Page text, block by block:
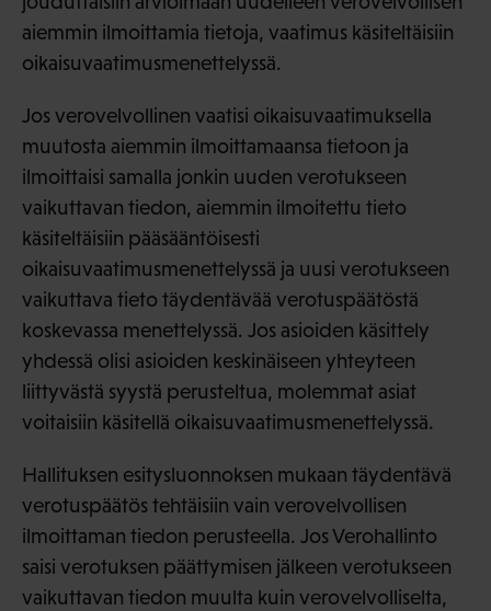
aiemmin ilmoittamia tietoja, vaatimus käsiteltäisiin
oikaisuvaatimusmenettelyssä.
Jos verovelvollinen vaatisi oikaisuvaatimuksella
muutosta aiemmin ilmoittamaansa tietoon ja
ilmoittaisi samalla jonkin uuden verotukseen
vaikuttavan tiedon, aiemmin ilmoitettu tieto
käsiteltäisiin pääsääntöisesti
oikaisuvaatimusmenettelyssä ja uusi verotukseen
vaikuttava tieto täydentävää verotuspäätöstä
koskevassa menettelyssä. Jos asioiden käsittely
yhdessä olisi asioiden keskinäiseen yhteyteen
liittyvästä syystä perusteltua, molemmat asiat
voitaisiin käsitellä oikaisuvaatimusmenettelyssä.
Hallituksen esitysluonnoksen mukaan täydentävä
verotuspäätös tehtäisiin vain verovelvollisen
ilmoittaman tiedon perusteella. Jos Verohallinto
saisi verotuksen päättymisen jälkeen verotukseen
vaikuttavan tiedon muulta kuin verovelvolliselta,